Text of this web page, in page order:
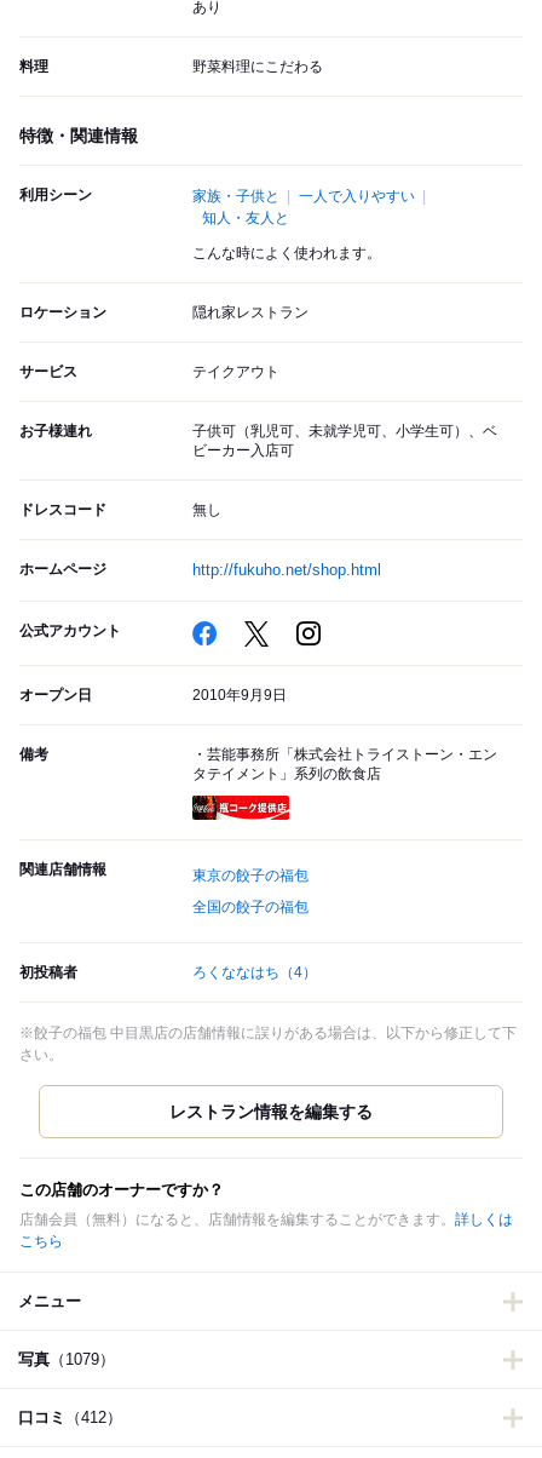
あり
料理 野菜料理にこだわる
特徴・関連情報
利用シーン 家族・子供と
一人で入りやすい
知人・友人と
こんな時によく使われます。
ロケーション 隠れ家レストラン
サービス テイクアウト
お子様連れ
子供可（乳児可、未就学児可、小学生可）、ベ
ビーカー入店可
ドレスコード 無し
ホームページ http://fukuho.net/shop.html
公式アカウント
オープン日 2010年9月9日
備考
・芸能事務所「株式会社トライストーン・エン
タテイメント」系列の飲食店
関連店舗情報
東京の餃子の福包
全国の餃子の福包
初投稿者 ろくななはち （4）
※餃子の福包 中目黒店の店舗情報に誤りがある場合は、以下から修正して下
さい。
この店舗のオーナーですか？
店舗会員（無料）になると、店舗情報を編集することができます。 詳しくは
こちら
メニュー
写真 （1079）
口コミ （412）